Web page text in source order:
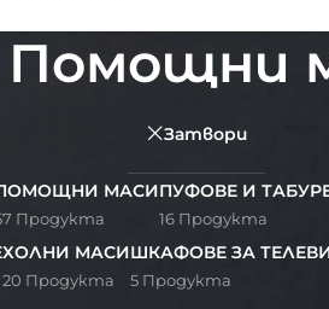
Помощни
Затвори
МАСИ
Продукта
ПУФОВЕ И
16 Продукта
ХОЛНИ МАСИ
20 Продукта
ШКАФОВЕ ЗА
5 Продукта